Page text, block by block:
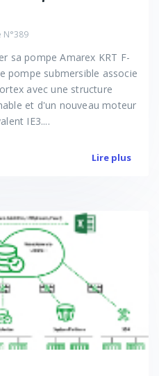
N°389
sa pompe Amarex KRT F-
pompe submersible associe
avec une structure
et d'un nouveau moteur
IE3....
Lire plus